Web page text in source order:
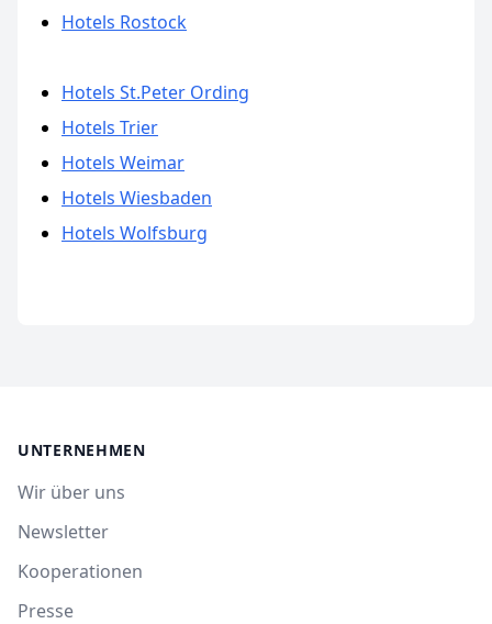
Hotels Rostock
Hotels St.Peter Ording
Hotels Trier
Hotels Weimar
Hotels Wiesbaden
Hotels Wolfsburg
UNTERNEHMEN
Wir über uns
Newsletter
Kooperationen
Presse